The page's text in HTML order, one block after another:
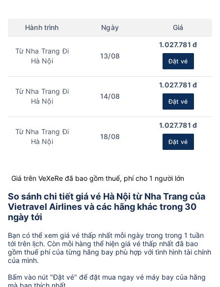
Hành trình Ngày Giá
Từ Nha Trang Đi
Hà Nội
13/08
1.027.781 đ
Đặt vé
Từ Nha Trang Đi
Hà Nội
14/08
1.027.781 đ
Đặt vé
Từ Nha Trang Đi
Hà Nội
18/08
1.027.781 đ
Đặt vé
Giá trên VeXeRe đã bao gồm thuế, phí cho 1 người lớn
So sánh chi tiết giá vé Hà Nội từ Nha Trang của
Vietravel Airlines và các hãng khác trong 30
ngày tới
Bạn có thể xem giá vé thấp nhất mỗi ngày trong trong 1 tuần
tới trên lịch. Còn mỗi hàng thể hiện giá vé thấp nhất đã bao
gồm thuế phí của từng hãng bay phù hợp với tình hình tài chính
của mình.
Bấm vào nút "Đặt vé" để đặt mua ngay vé máy bay của hãng
mà bạn thích nhất.